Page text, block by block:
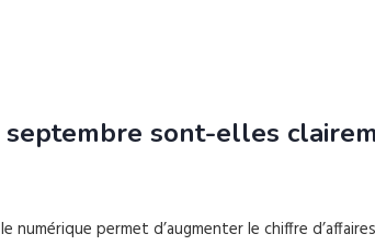
sont-elles
numérique permet d’augmenter le chiffre d’affaires